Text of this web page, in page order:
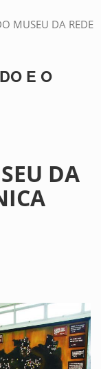
MUSEU DA REDE
E O
DA